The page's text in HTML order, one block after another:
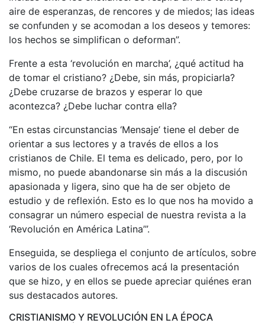
aire de esperanzas, de rencores y de miedos; las ideas
se confunden y se acomodan a los deseos y temores:
los hechos se simplifican o deforman”.
Frente a esta ‘revolución en marcha’, ¿qué actitud ha
de tomar el cristiano? ¿Debe, sin más, propiciarla?
¿Debe cruzarse de brazos y esperar lo que
acontezca? ¿Debe luchar contra ella?
“En estas circunstancias ‘Mensaje’ tiene el deber de
orientar a sus lectores y a través de ellos a los
cristianos de Chile. El tema es delicado, pero, por lo
mismo, no puede abandonarse sin más a la discusión
apasionada y ligera, sino que ha de ser objeto de
estudio y de reflexión. Esto es lo que nos ha movido a
consagrar un número especial de nuestra revista a la
‘Revolución en América Latina’”.
Enseguida, se despliega el conjunto de artículos, sobre
varios de los cuales ofrecemos acá la presentación
que se hizo, y en ellos se puede apreciar quiénes eran
sus destacados autores.
CRISTIANISMO Y REVOLUCIÓN EN LA ÉPOCA